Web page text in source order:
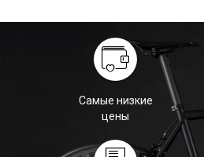
Самые низкие
цены